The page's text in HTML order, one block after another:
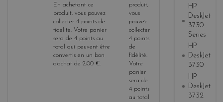
En achetant ce
produit, vous pouvez
collecter 4 points de
fidélité. Votre panier
sera de 4 points au
total qui peuvent être
convertis en un bon
d'achat de 2,00 €.
produit,
vous
pouvez
collecter
4 points
de
fidélité.
Votre
panier
sera de
4 points
au total
HP
DeskJet
3730
Series
HP
DeskJet
3730
HP
DeskJet
3732